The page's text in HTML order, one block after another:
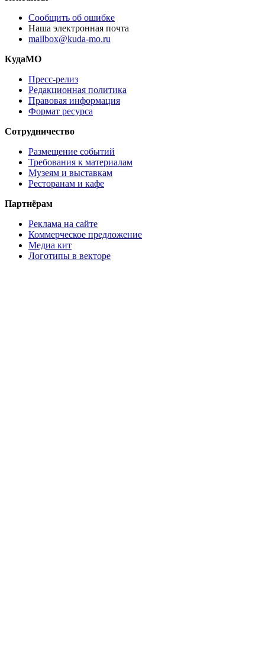
Сообщить об ошибке
Наша электронная почта
mailbox@kuda-mo.ru
КудаМО
Пресс-релиз
Редакционная политика
Правовая информация
Формат ресурса
Сотрудничество
Размещение событий
Требования к материалам
Музеям и выставкам
Ресторанам и кафе
Партнёрам
Реклама на сайте
Коммерческое предложение
Медиа кит
Логотипы в векторе